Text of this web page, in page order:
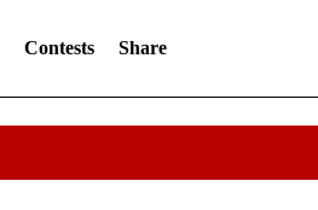
Contests Share